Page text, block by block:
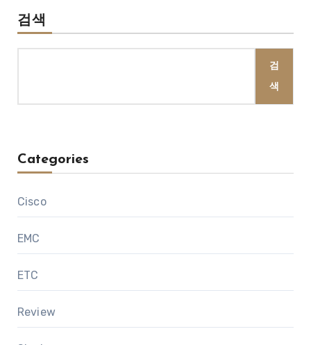
검색
검
색
Categories
Cisco
EMC
ETC
Review